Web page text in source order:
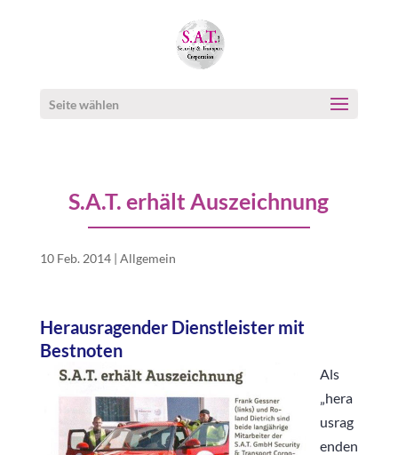
Seite wählen
S.A.T. erhält Auszeichnung
10 Feb. 2014| Allgemein
Herausragender Dienstleister mit
Bestnoten
Als
„hera
usrag
enden